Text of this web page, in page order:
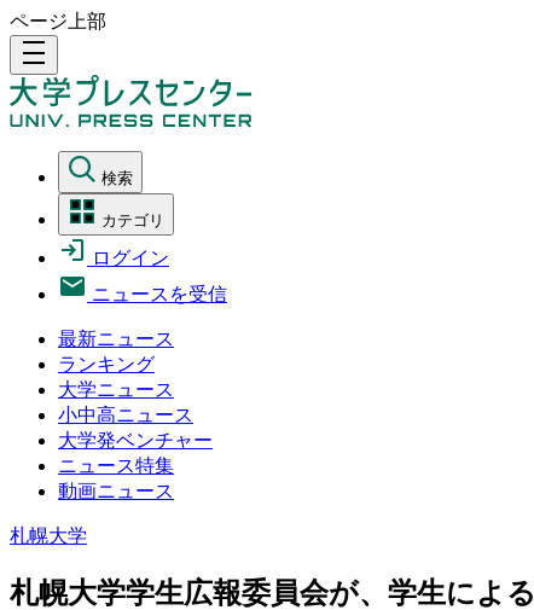
ページ上部
density_medium
検索
カテゴリ
ログイン
ニュースを受信
最新ニュース
ランキング
大学ニュース
小中高ニュース
大学発ベンチャー
ニュース特集
動画ニュース
札幌大学
札幌大学学生広報委員会が、学生によ